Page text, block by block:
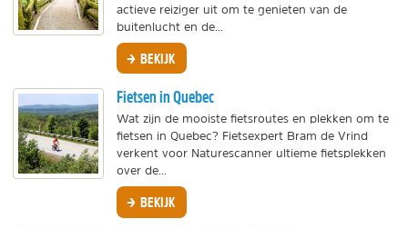
actieve reiziger uit om te genieten van de
buitenlucht en de...
BEKIJK
Fietsen in Quebec
Wat zijn de mooiste fietsroutes en plekken om te
fietsen in Quebec? Fietsexpert Bram de Vrind
verkent voor Naturescanner ultieme fietsplekken
over de...
BEKIJK